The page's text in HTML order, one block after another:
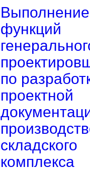
Выполнение
функций
по
проектной
складского
комплекса